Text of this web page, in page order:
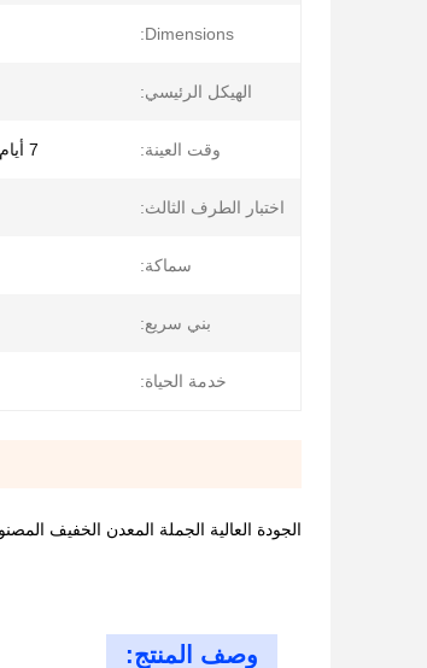
Dimensions:
الهيكل الرئيسي:
وقت العينة: 7 أيام إذا كان لدينا الأجزاء القياسية
اختبار الطرف الثالث:
سماكة:
بني سريع:
خدمة الحياة:
الجودة العالية الجملة المعدن الخفيف
وصف المنتج: